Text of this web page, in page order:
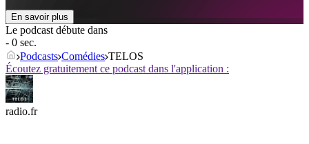
En savoir plus
Le podcast débute dans
- 0 sec.
Podcasts Comédies TELOS
Écoutez gratuitement ce podcast dans l'application :
radio.fr